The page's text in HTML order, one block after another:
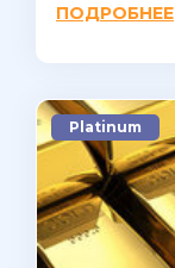
ПОДРОБНЕЕ
Platinum